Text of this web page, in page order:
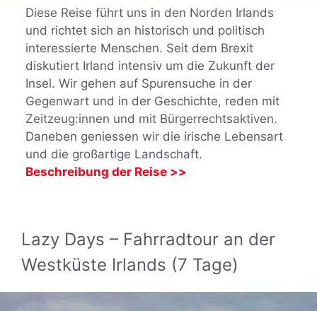
Diese Reise führt uns in den Norden Irlands
und richtet sich an historisch und politisch
interessierte Menschen. Seit dem Brexit
diskutiert Irland intensiv um die Zukunft der
Insel. Wir gehen auf Spurensuche in der
Gegenwart und in der Geschichte, reden mit
Zeitzeug:innen und mit Bürgerrechtsaktiven.
Daneben geniessen wir die irische Lebensart
und die großartige Landschaft.
Beschreibung der Reise >>
Lazy Days – Fahrradtour an der
Westküste Irlands (7 Tage)